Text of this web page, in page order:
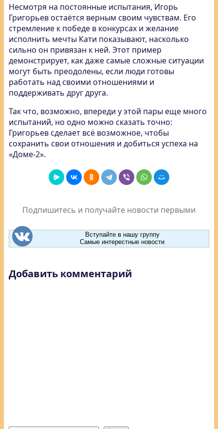
Несмотря на постоянные испытания, Игорь
Григорьев остаётся верным своим чувствам. Его
стремление к победе в конкурсах и желание
исполнить мечты Кати показывают, насколько
сильно он привязан к ней. Этот пример
демонстрирует, как даже самые сложные ситуации
могут быть преодолены, если люди готовы
работать над своими отношениями и
поддерживать друг друга.
Так что, возможно, впереди у этой пары еще много
испытаний, но одно можно сказать точно:
Григорьев сделает всё возможное, чтобы
сохранить свои отношения и добиться успеха на
«Доме-2».
Подпишитесь и получайте новости первыми
Вступайте в нашу группу
Самые интерестные новости
Добавить комментарий